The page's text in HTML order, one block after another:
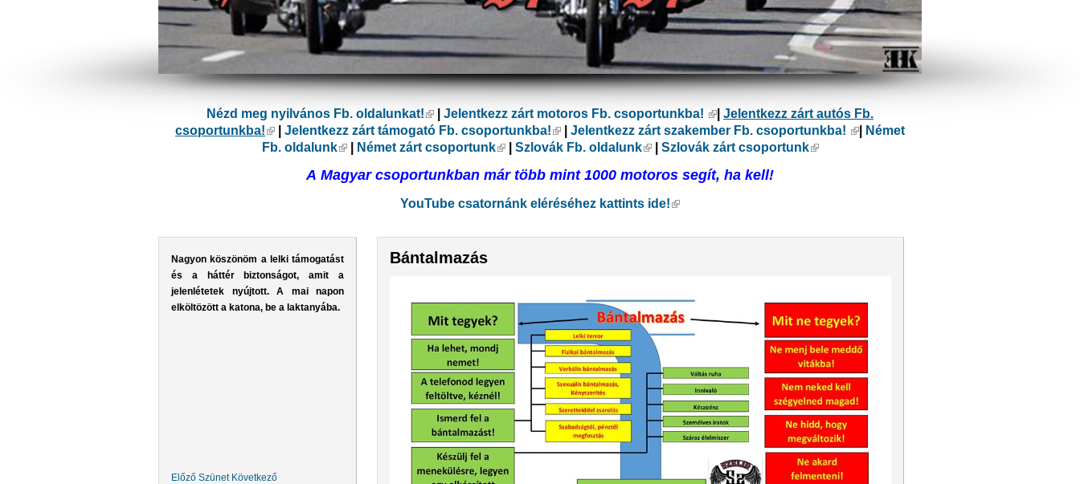
Nézd meg nyilvános Fb. oldalunkat!(külső hivatkozás)
Jelentkezz zárt motoros Fb. csoportunkba! (külső hivatkozás)
Jelentkezz zárt autós Fb.
csoportunkba!(külső hivatkozás)
Jelentkezz zárt támogató Fb. csoportunkba!(külső hivatkozás)
Jelentkezz zárt szakember Fb. csoportunkba! (külső hivatkozás)
Német
Fb. oldalunk(külső hivatkozás)
Német zárt csoportunk(külső hivatkozás)
Szlovák Fb. oldalunk(külső hivatkozás)
Szlovák zárt csoportunk(külső hivatkozás)
A Magyar csoportunkban már több mint 1000 motoros segít, ha kell!
YouTube csatornánk eléréséhez kattints ide!(külső hivatkozás)
Nagyon köszönöm a lelki támogatást
és a háttér biztonságot, amit a
jelenlétetek nyújtott. A mai napon
elköltözött a katona, be a laktanyába.
Előző Szünet Következő
Bántalmazás